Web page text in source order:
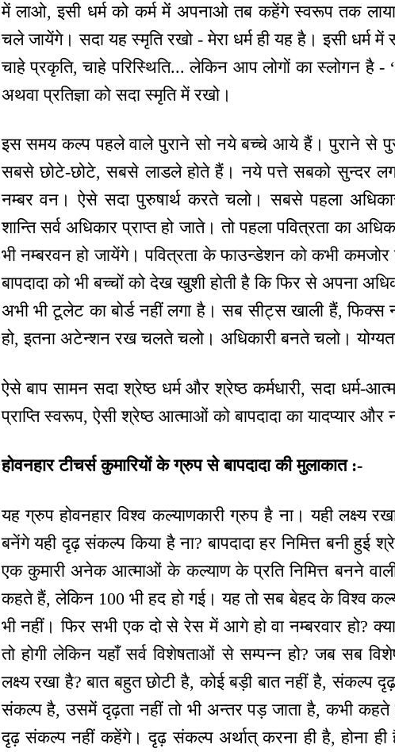
में लाओ, इसी धर्म को कर्म में अपनाओ तब कहेंगे स्वरूप तक
चले जायेंगे। सदा यह स्मृति रखो - मेरा धर्म ही यह है। इसी धर्म में
चाहे प्रकृति, चाहे परिस्थिति... लेकिन आप लोगों का स्लोगन है -
अथवा प्रतिज्ञा को सदा स्मृति में रखो।
इस समय कल्प पहले वाले पुराने सो नये बच्चे आये हैं। पुराने से
सबसे छोटे-छोटे, सबसे लाडले होते हैं। नये पत्ते सबको सुन्दर
नम्बर वन। ऐसे सदा पुरुषार्थ करते चलो। सबसे पहला
शान्ति सर्व अधिकार प्राप्त हो जाते। तो पहला पवित्रता का
भी नम्बरवन हो जायेंगे। पवित्रता के फाउन्डेशन को कभी
बापदादा को भी बच्चों को देख खुशी होती है कि फिर से अपना
अभी भी टूलेट का बोर्ड नहीं लगा है। सब सीट्स खाली हैं,
हो, इतना अटेन्शन रख चलते चलो। अधिकारी बनते चलो।
ऐसे बाप सामन सदा श्रेष्ठ धर्म और श्रेष्ठ कर्मधारी, सदा धर्म-
प्राप्ति स्वरूप, ऐसी श्रेष्ठ आत्माओं को बापदादा का यादप्यार और
होवनहार टीचर्स कुमारियों के ग्रुप से बापदादा की मुलाकात :-
यह ग्रुप होवनहार विश्व कल्याणकारी ग्रुप है ना। यही लक्ष्य
बनेंगे यही दृढ़ संकल्प किया है ना? बापदादा हर निमित्त बनी
एक कुमारी अनेक आत्माओं के कल्याण के प्रति निमित्त बनने
कहते हैं, लेकिन 100 भी हद हो गई। यह तो सब बेहद के विश्व
भी नहीं। फिर सभी एक दो से रेस में आगे हो वा नम्बरवार हो?
तो होगी लेकिन यहाँ सर्व विशेषताओं से सम्पन्न हो? जब सब
लक्ष्य रखा है? बात बहुत छोटी है, कोई बड़ी बात नहीं है, संकल्प
संकल्प है, उसमें दृढ़ता नहीं तो भी अन्तर पड़ जाता है, कभी कहते
दृढ़ संकल्प नहीं कहेंगे। दृढ़ संकल्प अर्थात् करना ही है, होना ही